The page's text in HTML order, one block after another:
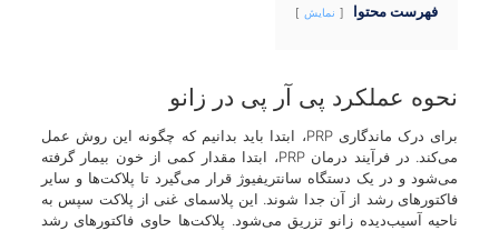
فهرست محتوا نمایش
نحوه عملکرد پی آر پی در زانو
برای درک ماندگاری PRP، ابتدا باید بدانیم که چگونه این روش عمل
می‌کند. در فرآیند درمان PRP، ابتدا مقدار کمی از خون بیمار گرفته
می‌شود و در یک دستگاه سانتریفیوژ قرار می‌گیرد تا پلاکت‌ها و سایر
فاکتورهای رشد از آن جدا شوند. این پلاسمای غنی از پلاکت سپس به
ناحیه آسیب‌دیده زانو تزریق می‌شود. پلاکت‌ها حاوی فاکتورهای رشد